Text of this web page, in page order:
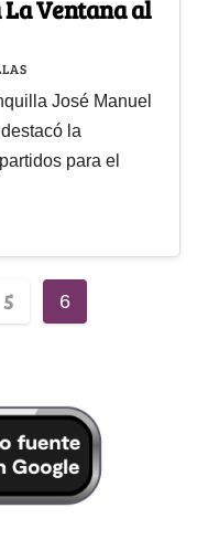
Ventana al
José Manuel
la
para el
5 6